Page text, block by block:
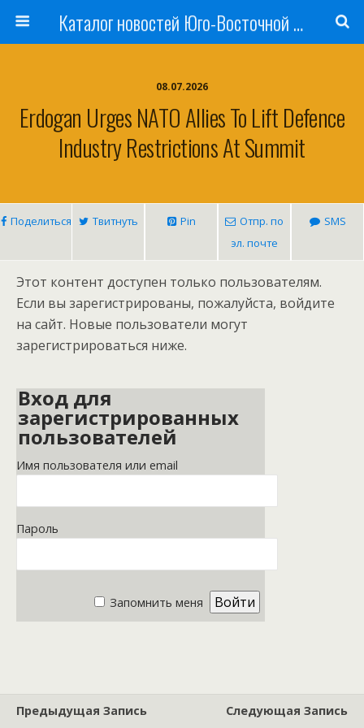
Каталог новостей Юго-Восточной Азии, Австралии и Океании
08.07.2026
Erdogan Urges NATO Allies To Lift Defence
Industry Restrictions At Summit
Поделиться Твитнуть Pin
Отпр. по
эл. почте
SMS
Этот контент доступен только пользователям.
Если вы зарегистрированы, пожалуйста, войдите
на сайт. Новые пользователи могут
зарегистрироваться ниже.
Вход для
зарегистрированных
пользователей
Имя пользователя или email
Пароль
Запомнить меня
Предыдущая Запись
Следующая Запись